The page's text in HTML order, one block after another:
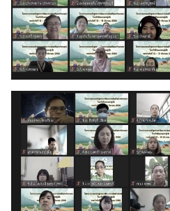
Search
for: